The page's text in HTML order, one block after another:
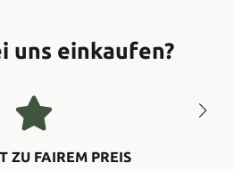
uns einkaufen?
ZU FAIREM PREIS